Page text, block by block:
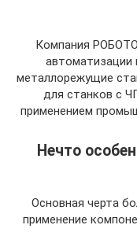
Компания
автоматизации
металлорежущие
для станков с
применением
Нечто
Основная черта
применение